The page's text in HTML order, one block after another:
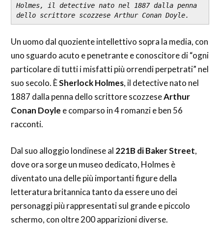
Holmes, il detective nato nel 1887 dalla penna
dello scrittore scozzese Arthur Conan Doyle.
Un uomo dal quoziente intellettivo sopra la media, con
uno sguardo acuto e penetrante e conoscitore di “ogni
particolare di tutti i misfatti più orrendi perpetrati” nel
suo secolo. ÈSherlock Holmes, il detective nato nel
1887 dalla penna dello scrittore scozzeseArthur
Conan Doyle e comparso in 4 romanzi e ben 56
racconti.
Dal suo alloggio londinese al 221B di Baker Street,
dove ora sorge un museo dedicato, Holmes è
diventato una delle più importanti figure della
letteratura britannica tanto da essere uno dei
personaggi più rappresentati sul grande e piccolo
schermo, con oltre 200 apparizioni diverse.